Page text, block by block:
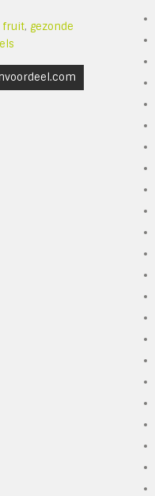
fruit, gezonde